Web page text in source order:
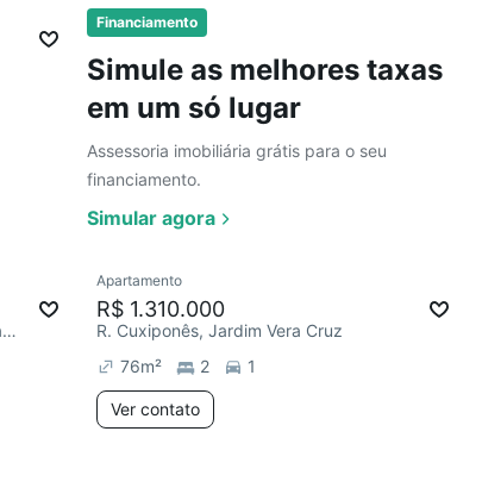
Financiamento
Simule as melhores taxas
em um só lugar
Assessoria imobiliária grátis para o seu
financiamento.
Simular agora
R. Ministro Sinésio Rocha, Jardim Vera Cruz
Apartamento
R$ 1.310.000
R. Cuxiponês, Jardim Vera Cruz
76m² 2 1
Ver contato